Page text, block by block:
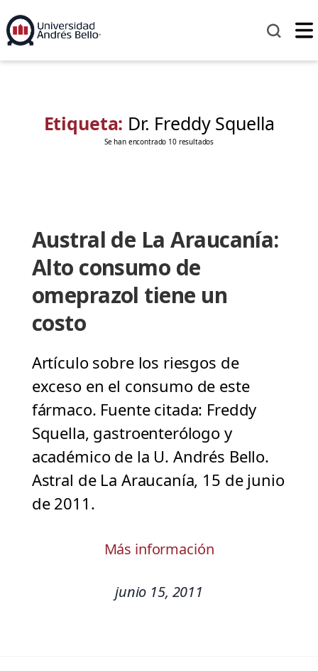
Etiqueta: Dr. Freddy Squella
Se han encontrado 10 resultados
Austral de La Araucanía:
Alto consumo de
omeprazol tiene un
costo
Artículo sobre los riesgos de
exceso en el consumo de este
fármaco. Fuente citada: Freddy
Squella, gastroenterólogo y
académico de la U. Andrés Bello.
Astral de La Araucanía, 15 de junio
de 2011.
Más información
junio 15, 2011